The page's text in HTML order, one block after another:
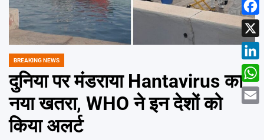
POSTED
BREAKING NEWS
दुनिया पर मंडराया Hantavirus का
नया खतरा, WHO ने इन देशों को
किया अलर्ट
X